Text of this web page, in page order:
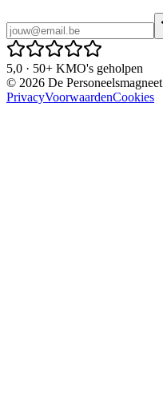
5,0 · 50+ KMO's geholpen
© 2026 De
PrivacyVoorwaardenCookies